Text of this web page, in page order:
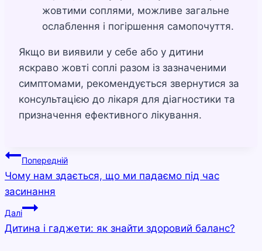
жовтими соплями, можливе загальне
ослаблення і погіршення самопочуття.
Якщо ви виявили у себе або у дитини
яскраво жовті соплі разом із зазначеними
симптомами, рекомендується звернутися за
консультацією до лікаря для діагностики та
призначення ефективного лікування.
Навігація
записів
Попередній
Чому нам здається, що ми падаємо під час
засинання
Далі
Дитина і гаджети: як знайти здоровий баланс?